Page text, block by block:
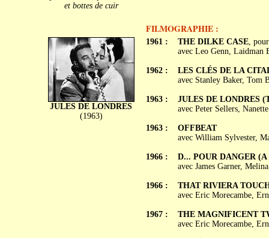
et bottes de cuir
FILMOGRAPHIE :
JULES DE LONDRES
(1963)
1961 :
1962 :
1963 :
1963 :
1966 :
1966 :
1967 :
THE DILKE CASE,
avec Leo Genn, Laidman
LES CLÉS DE LA
avec Stanley Baker, Tom
JULES DE LONDRES
avec Peter Sellers,
OFFBEAT
avec William Sylvester,
D... POUR DANGER
avec James Garner,
THAT RIVIERA
avec Eric Morecambe,
THE MAGNIFICENT
avec Eric Morecambe,